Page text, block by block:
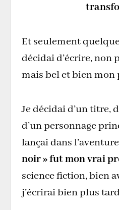
Et seulement
décidai d’écrire, non
mais bel et bien
Je décidai d’un titre,
d’un personnage
lançai dans
noir » fut mon vrai
science fiction, bien
j’écrirai bien plus